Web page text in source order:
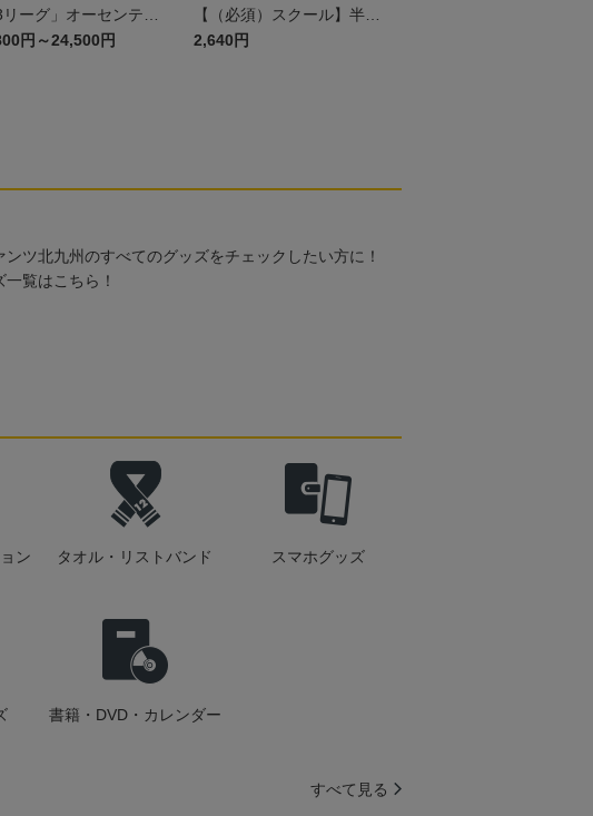
リーグ」オーセンティ
ニフォームFP2nd
円～24,500円
【（必須）スクール】半袖
プラクティスシャツ JR
2,640円
ンツ北九州のすべてのグッズをチェックしたい方に！
一覧はこちら！
ン
タオル・リストバンド スマホグッズ
書籍・DVD・カレンダー
すべて見る